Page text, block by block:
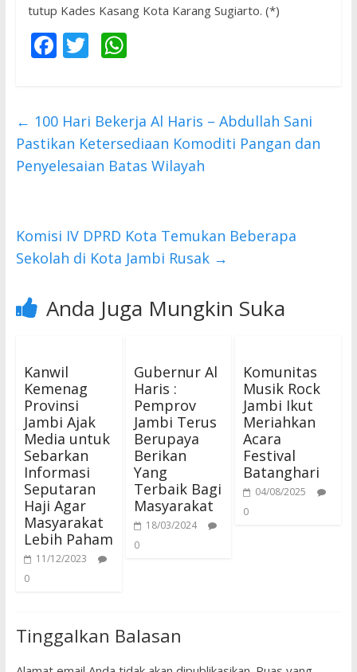
tutup Kades Kasang Kota Karang Sugiarto. (*)
F
b
o
o
T
er
W
s
A
p
← 100 Hari Bekerja Al Haris – Abdullah Sani
Pastikan Ketersediaan Komoditi Pangan dan
Penyelesaian Batas Wilayah
Komisi IV DPRD Kota Temukan Beberapa
Sekolah di Kota Jambi Rusak →
Anda Juga Mungkin Suka
Kanwil
Kemenag
Provinsi
Jambi Ajak
Media untuk
Sebarkan
Informasi
Seputaran
Haji Agar
Masyarakat
Lebih Paham
11/12/2023
0
Gubernur Al
Haris :
Pemprov
Jambi Terus
Berupaya
Berikan
Yang
Terbaik Bagi
Masyarakat
18/03/2024
0
Komunitas
Musik Rock
Jambi Ikut
Meriahkan
Acara
Festival
Batanghari
04/08/2025
0
Tinggalkan Balasan